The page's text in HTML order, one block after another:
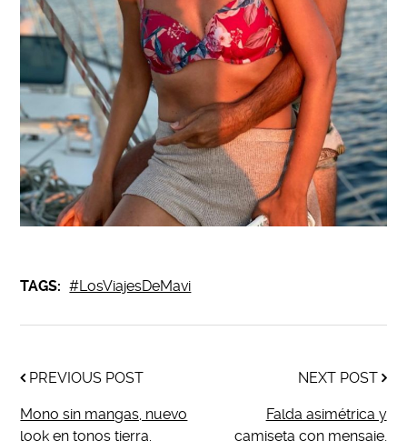
TAGS: #LosViajesDeMavi
PREVIOUS POST
Mono sin mangas, nuevo
look en tonos tierra.
NEXT POST
Falda asimétrica y
camiseta con mensaje,